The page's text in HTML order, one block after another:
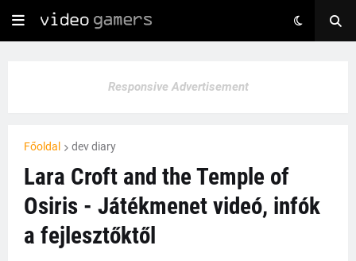
Responsive Advertisement
Főoldal dev diary
Lara Croft and the Temple of
Osiris - Játékmenet videó, infók
a fejlesztőktől